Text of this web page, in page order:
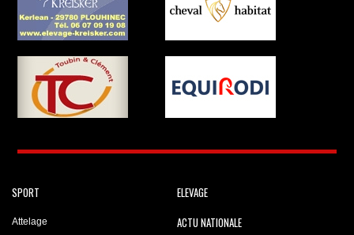
SPORT
Attelage
ELEVAGE
ACTU NATIONALE